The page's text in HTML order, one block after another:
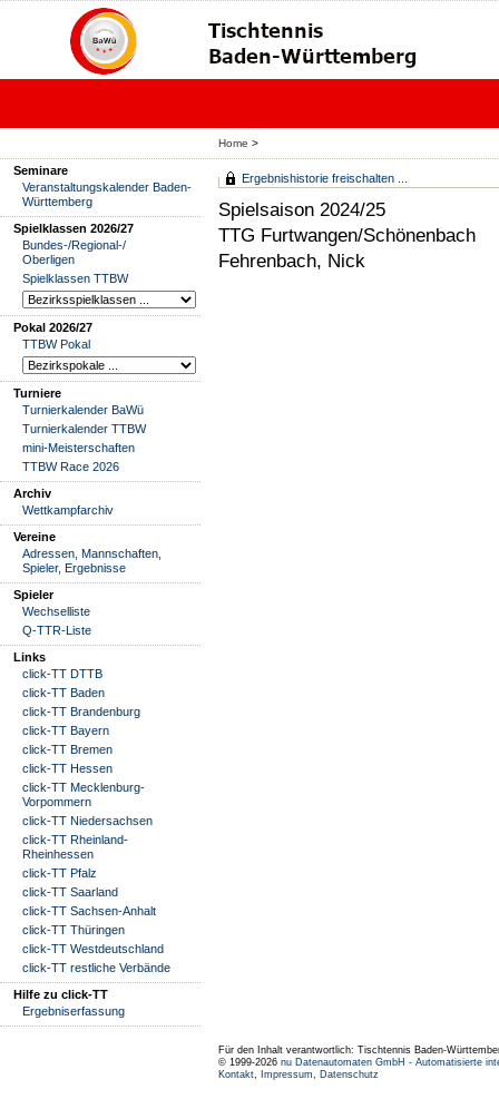
Home >
Seminare
Veranstaltungskalender Baden-
Württemberg
Spielklassen 2026/27
Bundes-/Regional-/
Oberligen
Spielklassen TTBW
Pokal 2026/27
TTBW Pokal
Turniere
Turnierkalender BaWü
Turnierkalender TTBW
mini-Meisterschaften
TTBW Race 2026
Archiv
Wettkampfarchiv
Vereine
Adressen, Mannschaften,
Spieler, Ergebnisse
Spieler
Wechselliste
Q-TTR-Liste
Links
click-TT DTTB
click-TT Baden
click-TT Brandenburg
click-TT Bayern
click-TT Bremen
click-TT Hessen
click-TT Mecklenburg-
Vorpommern
click-TT Niedersachsen
click-TT Rheinland-
Rheinhessen
click-TT Pfalz
click-TT Saarland
click-TT Sachsen-Anhalt
click-TT Thüringen
click-TT Westdeutschland
click-TT restliche Verbände
Hilfe zu click-TT
Ergebniserfassung
Ergebnishistorie freischalten ...
Spielsaison 2024/25
TTG Furtwangen/Schönenbach
Fehrenbach, Nick
Für den Inhalt verantwortlich: Tischtennis Baden-
© 1999-2026 nu Datenautomaten GmbH - Automatisierte
Kontakt, Impressum, Datenschutz